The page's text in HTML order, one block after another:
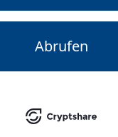
Abrufen